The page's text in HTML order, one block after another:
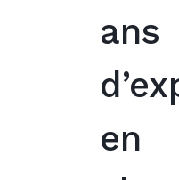
ans
en